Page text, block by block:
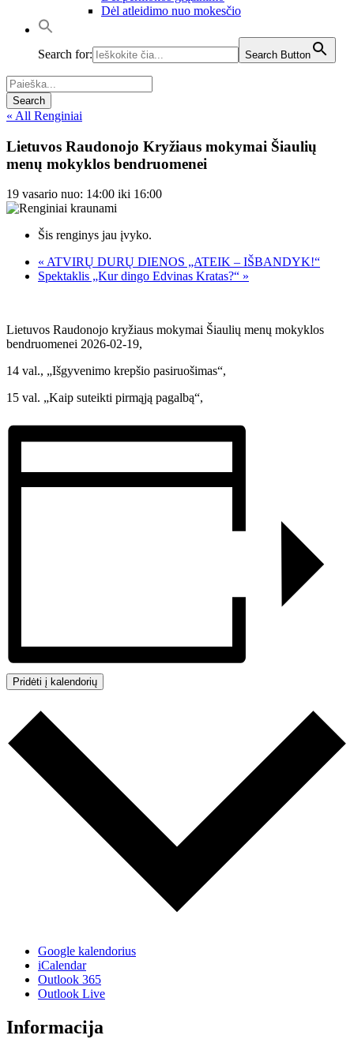
Dėl atleidimo nuo mokesčio
Search for: Search Button
« All Renginiai
Lietuvos Raudonojo Kryžiaus mokymai Šiaulių
menų mokyklos bendruomenei
19 vasario nuo: 14:00 iki 16:00
Šis renginys jau įvyko.
« ATVIRŲ DURŲ DIENOS „ATEIK – IŠBANDYK!“
Spektaklis „Kur dingo Edvinas Kratas?“ »
Lietuvos Raudonojo kryžiaus mokymai Šiaulių menų mokyklos
bendruomenei 2026-02-19,
14 val., „Išgyvenimo krepšio pasiruošimas“,
15 val. „Kaip suteikti pirmąją pagalbą“,
Pridėti į kalendorių
Google kalendorius
iCalendar
Outlook 365
Outlook Live
Informacija